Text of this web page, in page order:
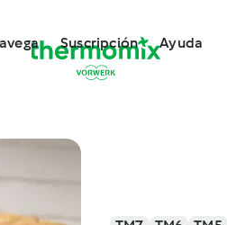
Suscripción Ayuda